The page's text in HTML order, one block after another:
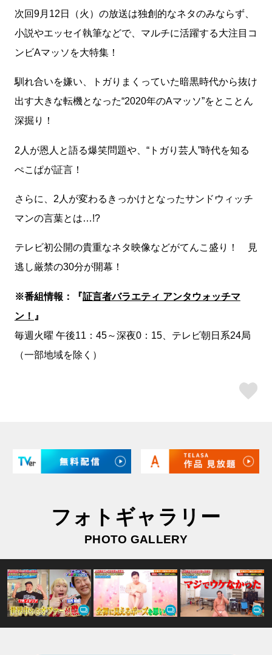
次回9月12日（火）の放送は独創的なネタのみならず、
小説やエッセイ執筆などで、マルチに活躍する大注目コ
ンビAマッソを大特集！
馴れ合いを嫌い、トガりまくっていた暗黒時代から抜け
出す大きな転機となった“2020年のAマッソ”をとことん
深掘り！
2人が恩人と語る爆笑問題や、“トガり芸人”時代を知る
ぺこぱが証言！
さらに、2人が変わるきっかけとなったサンドウィッチ
マンの言葉とは…!?
テレビ初公開の貴重なネタ映像などがてんこ盛り！ 見
逃し厳禁の30分が開幕！
※番組情報：『証言者バラエティ アンタウォッチマ
ン！ 』
毎週火曜 午後11：45～深夜0：15、テレビ朝日系24局
（一部地域を除く）
フォトギャラリー
PHOTO GALLERY